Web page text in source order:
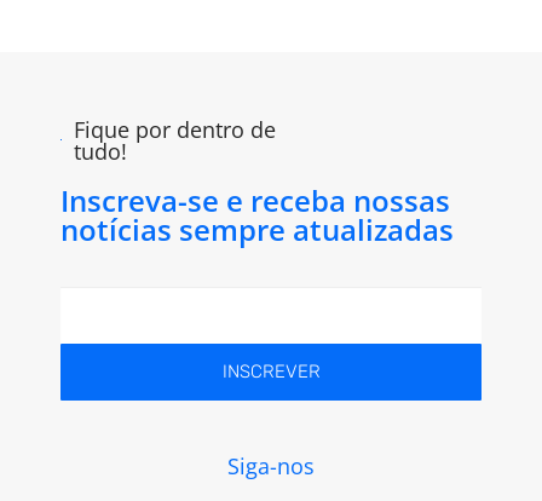
Fique por dentro de
tudo!
Inscreva-se e receba nossas
notícias sempre atualizadas
INSCREVER
Siga-nos